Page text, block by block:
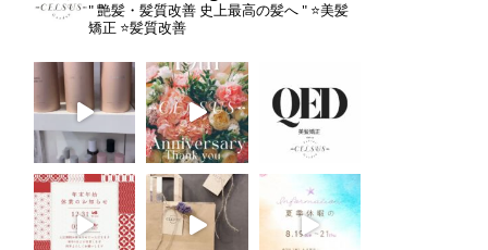
" 艶髪・髪質改善 史上最高の髪へ " ⭐️美髪
矯正 ⭐️髪質改善